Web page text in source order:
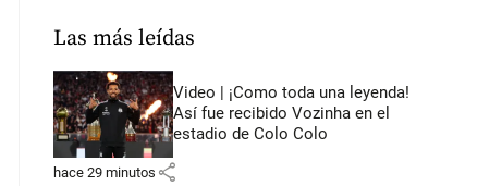
Las más leídas
Video | ¡Como toda una leyenda!
Así fue recibido Vozinha en el
estadio de Colo Colo
hace 29 minutos share